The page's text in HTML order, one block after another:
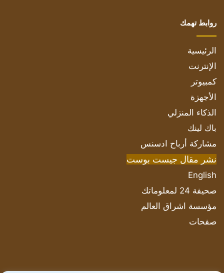
روابط تهمك
الرئيسية
الإنترنت
كمبيوتر
الأجهزة
الذكاء المنزلي
باك لينك
مشاركة أرباح ادسنس
نشر مقال جيست بوست
English
صحيفة 24 لمعلوماتك
مؤسسة اشراق العالم
صفحات